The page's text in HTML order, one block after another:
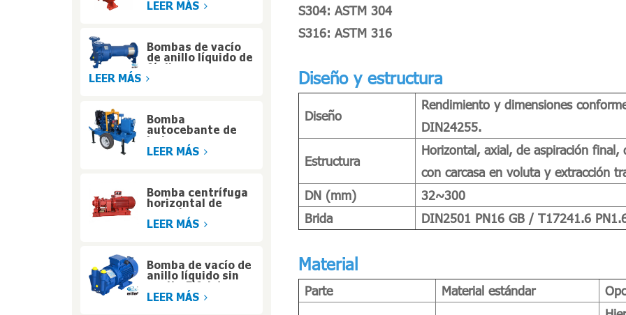
servicio pesado
LEER MÁS
Bombas de vacío
de anillo líquido de
fácil
mantenimiento
LEER MÁS
Bomba
autocebante de
bajo consumo para
sistemas de agua
LEER MÁS
Bomba centrífuga
horizontal de
succión axial de
alta eficiencia con
LEER MÁS
Bomba de vacío de
anillo líquido sin
aceite Eifel de una
etapa para la
LEER MÁS
S304: ASTM 304
S316: ASTM 316
Diseño y estructura
Diseño
Rendimiento y dimensiones
DIN24255.
Estructura
Horizontal, axial, de aspiración
con carcasa en voluta y extracción
DN (mm)
32~300
Brida
DIN2501 PN16 GB / T17241.6
Material
Parte Material estándar